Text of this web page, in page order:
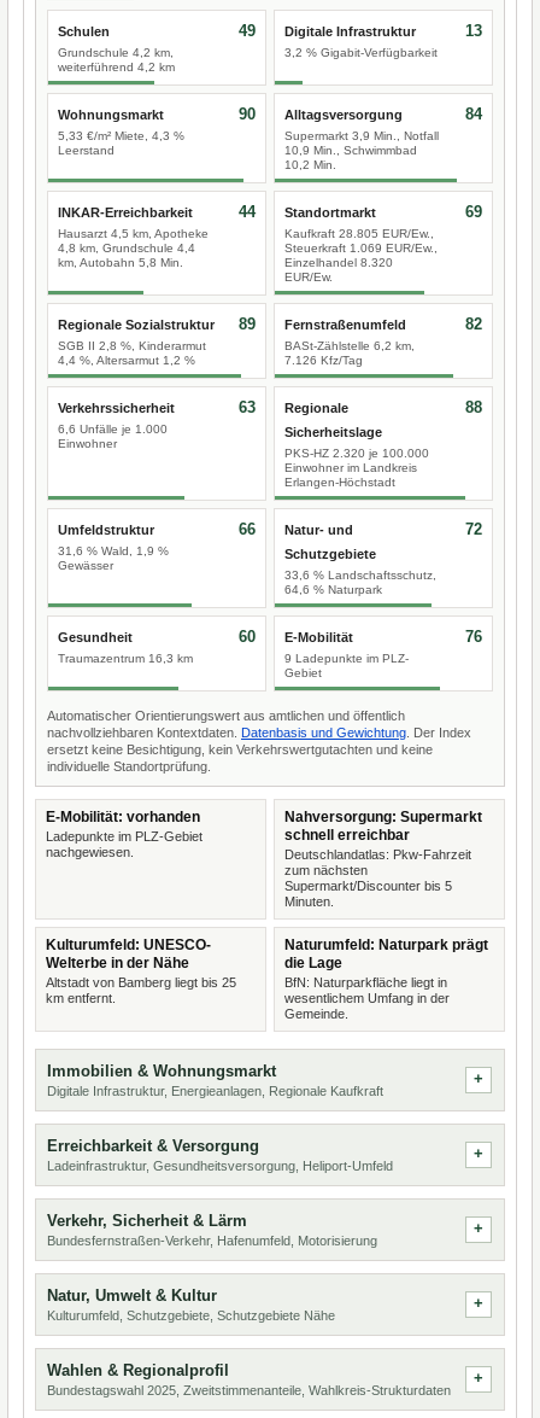
Schulen
Grundschule 4,2 km,
weiterführend 4,2 km
49 Digitale Infrastruktur
3,2 % Gigabit-Verfügbarkeit
13
Wohnungsmarkt
5,33 €/m² Miete, 4,3 %
Leerstand
90 Alltagsversorgung
Supermarkt 3,9 Min., Notfall
10,9 Min., Schwimmbad
10,2 Min.
84
INKAR-Erreichbarkeit
Hausarzt 4,5 km, Apotheke
4,8 km, Grundschule 4,4
km, Autobahn 5,8 Min.
44 Standortmarkt
Kaufkraft 28.805 EUR/Ew.,
Steuerkraft 1.069 EUR/Ew.,
Einzelhandel 8.320
EUR/Ew.
69
Regionale Sozialstruktur
SGB II 2,8 %, Kinderarmut
4,4 %, Altersarmut 1,2 %
89 Fernstraßenumfeld
BASt-Zählstelle 6,2 km,
7.126 Kfz/Tag
82
Verkehrssicherheit
6,6 Unfälle je 1.000
Einwohner
63
Regionale
Sicherheitslage
PKS-HZ 2.320 je 100.000
Einwohner im Landkreis
Erlangen-Höchstadt
88
Umfeldstruktur
31,6 % Wald, 1,9 %
Gewässer
66
Natur- und
Schutzgebiete
33,6 % Landschaftsschutz,
64,6 % Naturpark
72
Gesundheit
Traumazentrum 16,3 km
60 E-Mobilität
9 Ladepunkte im PLZ-
Gebiet
76
Automatischer Orientierungswert aus amtlichen und öffentlich
nachvollziehbaren Kontextdaten. Datenbasis und Gewichtung . Der Index
ersetzt keine Besichtigung, kein Verkehrswertgutachten und keine
individuelle Standortprüfung.
E-Mobilität: vorhanden
Ladepunkte im PLZ-Gebiet
nachgewiesen.
Nahversorgung: Supermarkt
schnell erreichbar
Deutschlandatlas: Pkw-Fahrzeit
zum nächsten
Supermarkt/Discounter bis 5
Minuten.
Kulturumfeld: UNESCO-
Welterbe in der Nähe
Altstadt von Bamberg liegt bis 25
km entfernt.
Naturumfeld: Naturpark prägt
die Lage
BfN: Naturparkfläche liegt in
wesentlichem Umfang in der
Gemeinde.
Immobilien & Wohnungsmarkt
Digitale Infrastruktur, Energieanlagen, Regionale Kaufkraft
Erreichbarkeit & Versorgung
Ladeinfrastruktur, Gesundheitsversorgung, Heliport-Umfeld
Verkehr, Sicherheit & Lärm
Bundesfernstraßen-Verkehr, Hafenumfeld, Motorisierung
Natur, Umwelt & Kultur
Kulturumfeld, Schutzgebiete, Schutzgebiete Nähe
Wahlen & Regionalprofil
Bundestagswahl 2025, Zweitstimmenanteile, Wahlkreis-Strukturdaten